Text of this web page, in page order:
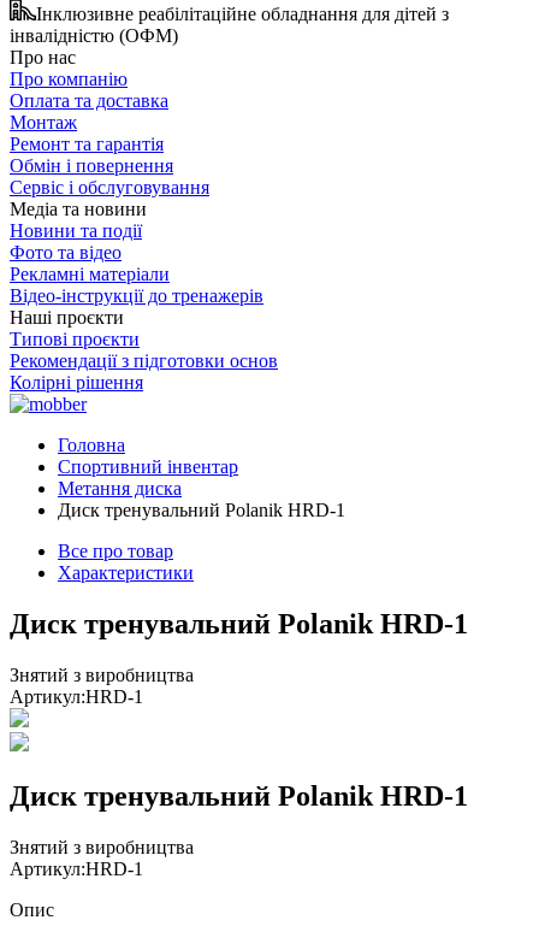
Інклюзивне реабілітаційне обладнання для дітей з
інвалідністю (ОФМ)
Про нас
Про компанію
Оплата та доставка
Монтаж
Ремонт та гарантія
Обмін і повернення
Сервіс і обслуговування
Медіа та новини
Новини та події
Фото та відео
Рекламні матеріали
Відео-інструкції до тренажерів
Наші проєкти
Типові проєкти
Рекомендації з підготовки основ
Колірні рішення
Головна
Спортивний інвентар
Метання диска
Диск тренувальний Polanik HRD-1
Все про товар
Характеристики
Диск тренувальний Polanik HRD-1
Знятий з виробництва
Артикул:HRD-1
Диск тренувальний Polanik HRD-1
Знятий з виробництва
Артикул:HRD-1
Опис